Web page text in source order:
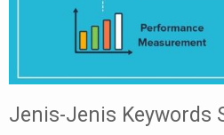
Jenis-Jenis Keywords